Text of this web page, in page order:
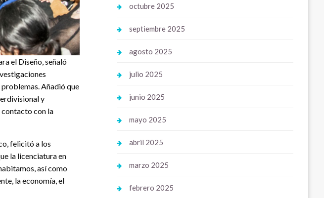
el Diseño, señaló
Añadió que
y
contacto con la
felicitó a los
la licenciatura en
así como
la economía, el
octubre 2025
septiembre 2025
agosto 2025
julio 2025
junio 2025
mayo 2025
abril 2025
marzo 2025
febrero 2025